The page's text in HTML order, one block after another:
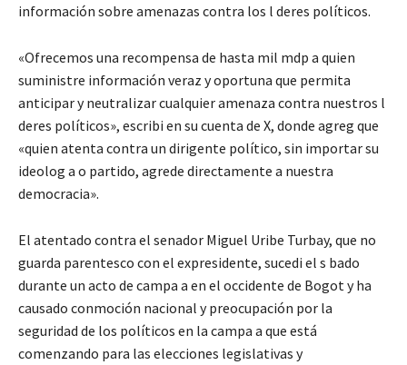
información sobre amenazas contra los l deres políticos.
«Ofrecemos una recompensa de hasta mil mdp a quien
suministre información veraz y oportuna que permita
anticipar y neutralizar cualquier amenaza contra nuestros l
deres políticos», escribi en su cuenta de X, donde agreg que
«quien atenta contra un dirigente político, sin importar su
ideolog a o partido, agrede directamente a nuestra
democracia».
El atentado contra el senador Miguel Uribe Turbay, que no
guarda parentesco con el expresidente, sucedi el s bado
durante un acto de campa a en el occidente de Bogot y ha
causado conmoción nacional y preocupación por la
seguridad de los políticos en la campa a que está
comenzando para las elecciones legislativas y